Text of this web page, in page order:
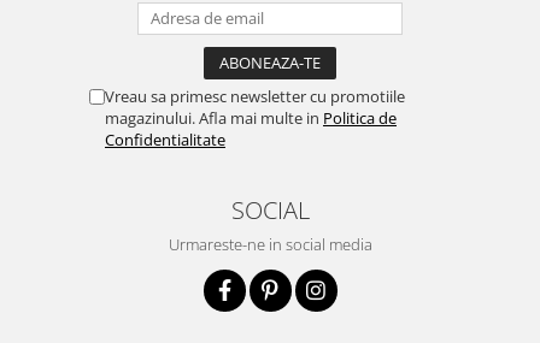
Vreau sa primesc newsletter cu promotiile
magazinului. Afla mai multe in Politica de
Confidentialitate
SOCIAL
Urmareste-ne in social media